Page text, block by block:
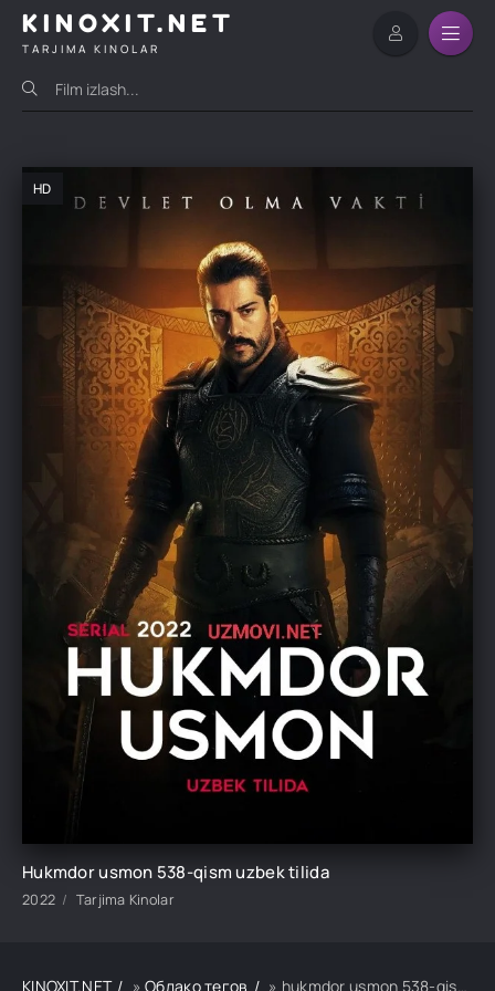
KINOXIT.NET
TARJIMA KINOLAR
HD
Hukmdor usmon 538-qism uzbek tilida
2022 Tarjima Kinolar
KINOXIT.NET »Облако тегов » hukmdor usmon 538-qism uzbek tilida